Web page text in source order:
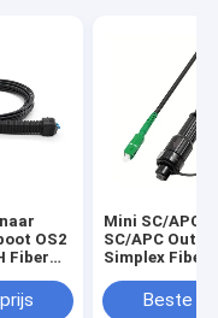
OS2
Fiber
Mini SC/APC
SC/APC
Simplex Fiber
LSZH Jacket
Beste